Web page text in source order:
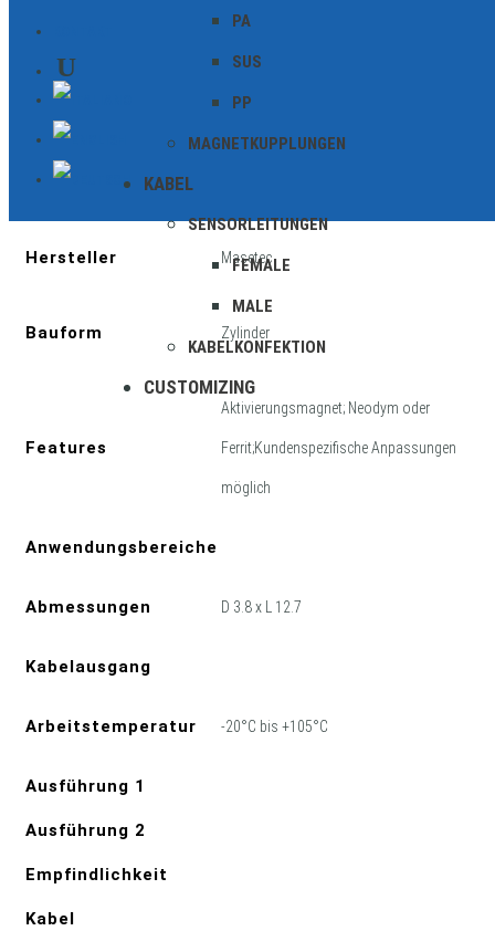
PA
SUS
PP
MAGNETKUPPLUNGEN
KABEL
SENSORLEITUNGEN
FEMALE
MALE
KABELKONFEKTION
CUSTOMIZING
Zusätzliche Informationen
Hersteller Masetec
Bauform Zylinder
Features
Aktivierungsmagnet; Neodym oder
Ferrit;Kundenspezifische Anpassungen
möglich
Anwendungsbereiche
Abmessungen D 3.8 x L 12.7
Kabelausgang
Arbeitstemperatur -20°C bis +105°C
Ausführung 1
Ausführung 2
Empfindlichkeit
Kabel